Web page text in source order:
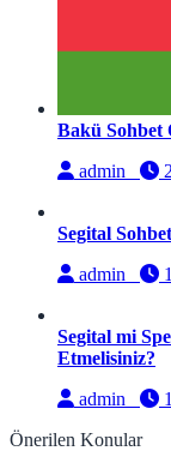
Bakü Sohbet
admin
Segital
admin
Segital mi
Etmelisiniz?
admin
Önerilen Konular